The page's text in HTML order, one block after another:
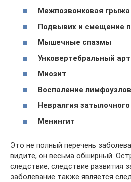
Межпозвонковая грыжа
Подвывих и смещение
Мышечные спазмы
Унковертебральный
Миозит
Воспаление лимфоузлов
Невралгия
Менингит
Это не полный перечень
видите, он весьма обширный.
следствие, следствие развития
заболевание также является